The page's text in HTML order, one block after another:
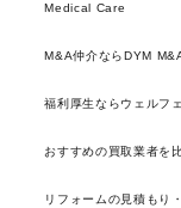
Medical Care
M&A仲介ならDYM
福利厚生ならウェルフ
おすすめの買取業者を
リフォームの見積もり